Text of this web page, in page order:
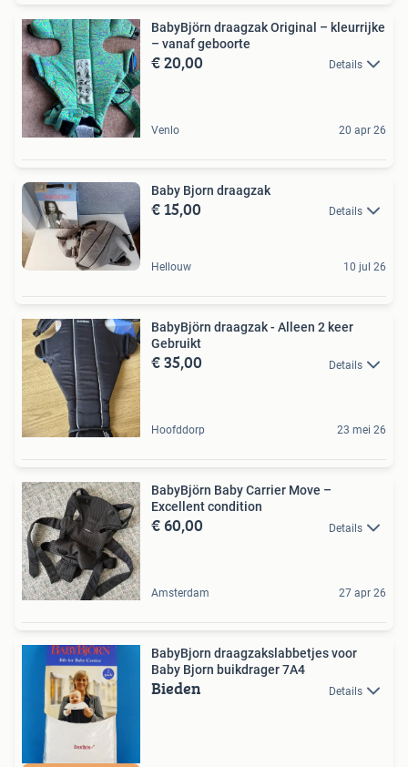
BabyBjörn draagzak Original – kleurrijke
– vanaf geboorte
€ 20,00 Details
Venlo 20 apr 26
Baby Bjorn draagzak
€ 15,00 Details
Hellouw 10 jul 26
BabyBjörn draagzak - Alleen 2 keer
Gebruikt
€ 35,00 Details
Hoofddorp 23 mei 26
BabyBjörn Baby Carrier Move –
Excellent condition
€ 60,00 Details
Amsterdam 27 apr 26
BabyBjorn draagzakslabbetjes voor
Baby Bjorn buikdrager 7A4
Bieden Details